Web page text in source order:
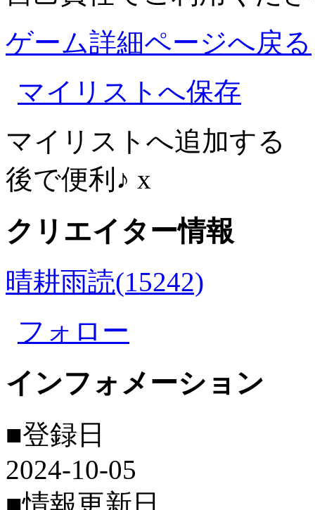
ゲーム詳細ページへ戻る
マイリストへ保存
マイリストへ追加する
後で便利♪ x
クリエイター情報
晴耕雨読(15242)
フォロー
インフォメーション
■登録日
2024-10-05
■情報更新日